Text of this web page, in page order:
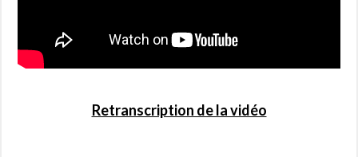
Retranscription de la vidéo